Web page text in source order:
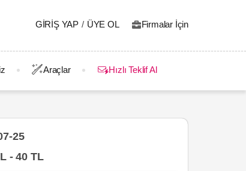
GIRIŞ YAP / ÜYE OL Firmalar İçin
Araçlar Hızlı Teklif Al
25
- 40 TL